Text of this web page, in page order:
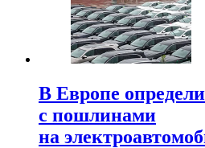
В Европе
с пошлинами
на